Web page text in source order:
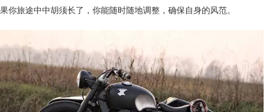
果你旅途中中胡须长了，你能随时随地调整，确保自身的风范。